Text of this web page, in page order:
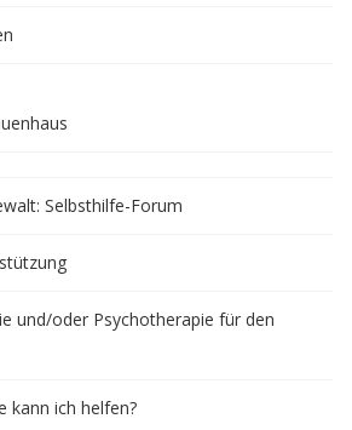
Selbsthilfe-Forum
und/oder Psychotherapie für den
kann ich helfen?